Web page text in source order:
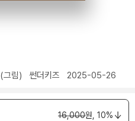
(그림) 썬더키즈 2025-05-26
16,000원, 10%